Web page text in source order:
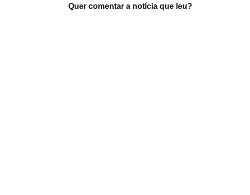
Quer comentar a notícia que leu?